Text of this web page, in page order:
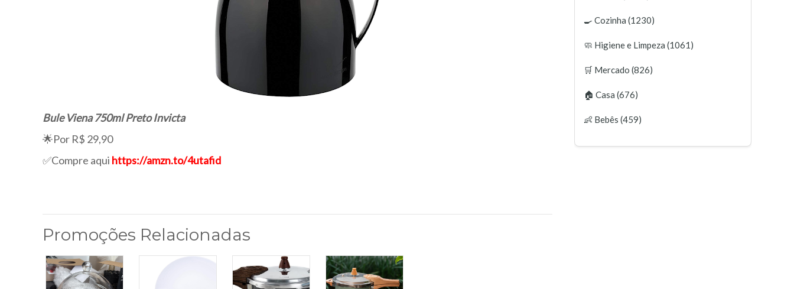
Bule Viena 750ml Preto Invicta
🌟Por R$ 29,90
✅Compre aqui https://amzn.to/4utafid
Promoções Relacionadas
🍳 Cozinha (1230)
🧼 Higiene e Limpeza (1061)
🛒 Mercado (826)
🏠 Casa (676)
👶 Bebês (459)